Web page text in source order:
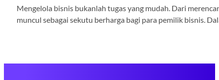
Mengelola bisnis bukanlah tugas yang mudah. Dari
muncul sebagai sekutu berharga bagi para pemilik bisnis.